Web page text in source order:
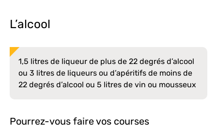
L’alcool
1,5 litres de liqueur de plus de 22 degrés d’alcool
ou 3 litres de liqueurs ou d’apéritifs de moins de
22 degrés d’alcool ou 5 litres de vin ou mousseux
Pourrez-vous faire vos courses